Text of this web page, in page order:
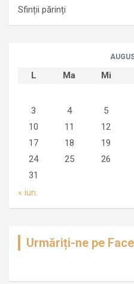
Sfinții părinți
L Ma Mi
3
4 5
10
11 12
17
18 19
24
25 26
31
« iun.
Urmăriți-ne pe